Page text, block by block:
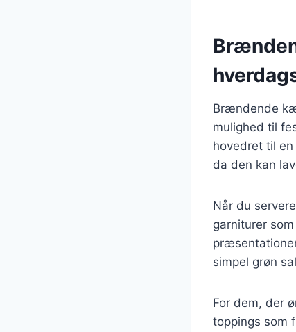
Brændende
mulighed til
hovedret til
da den kan
Når du
garniturer
simpel grøn
For dem, der
toppings som